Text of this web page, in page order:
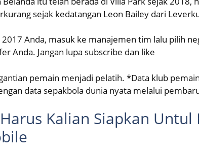
sejak kedatangan Leon Bailey dari
2017 Anda, masuk ke manajemen tim lalu pilih
Anda. Jangan lupa subscribe dan like
pemain menjadi pelatih. *Data klub
data sepakbola dunia nyata melalui
Kalian Siapkan Untul